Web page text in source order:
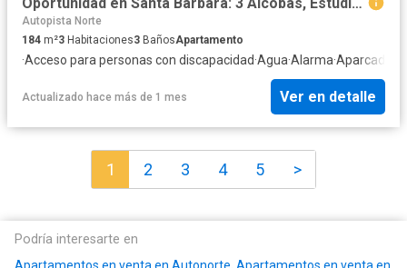
Autopista Norte
184 m²3 Habitaciones3 BañosApartamento
·Acceso para personas con discapacidad·Agua·Alarma·Aparcadero
Actualizado hace más de 1 mes Ver en detalle
1 2 3 4 5 >
Podría interesarte en